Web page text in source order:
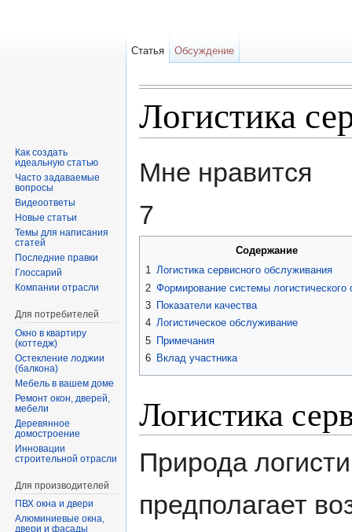
Логистика
Мне нравится
7
Содержание
1 Логистика сервисного обслуживания
2 Формирование системы логистического
3 Показатели качества
4 Логистическое обслуживание
5 Примечания
6 Вклад участника
Логистика
Природа
предполагает
Статья Обсуждение
Как создать
идеальную статью
Часто задаваемые
вопросы
Видеоответы
Новые статьи
Темы для написания
статей
Последние правки
Глоссарий
Компании отрасли
Для потребителей
Окно в квартиру
(коттедж)
Остекление лоджии
(балкона)
Мебель в вашем доме
Ремонт окон, дверей,
мебели
Деревянное
домостроение
Инновации
строительной отрасли
Для производителей
ПВХ окна и двери
Алюминиевые окна,
двери и фасады